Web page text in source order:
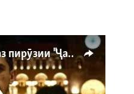
Ҳаводории арманиҳо аз пирӯзии "Ҷаллод"-и тоҷик